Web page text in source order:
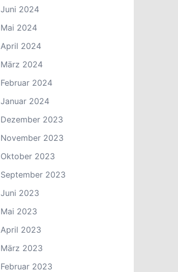
Juni 2024
Mai 2024
April 2024
März 2024
Februar 2024
Januar 2024
Dezember 2023
November 2023
Oktober 2023
September 2023
Juni 2023
Mai 2023
April 2023
März 2023
Februar 2023